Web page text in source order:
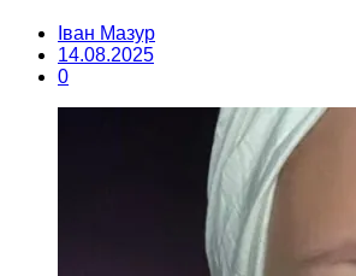
Іван Мазур
14.08.2025
0